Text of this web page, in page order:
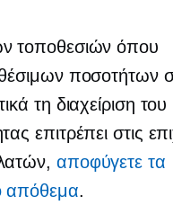
τοποθεσιών όπου
ποσοτήτων
τη διαχείριση του
επιτρέπει στις
αποφύγετε τα
απόθεμα.